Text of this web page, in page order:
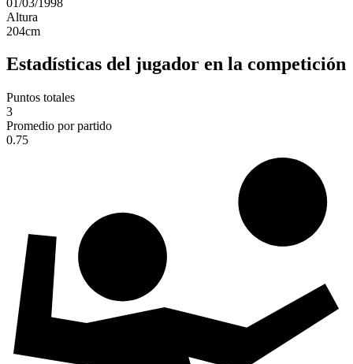
Altura
204cm
Estadísticas del jugador en la competición
Puntos totales
3
Promedio por partido
0.75